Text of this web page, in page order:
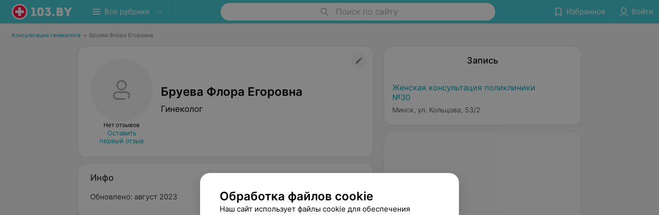
Все рубрики Поиск по сайту Избранное Войти
Консультации гинеколога • Бруева Флора Егоровна
Нет отзывов
Оставить
первый отзыв
Бруева Флора Егоровна
Гинеколог
Инфо
Обновлено: август 2023
Запись
Женская консультация поликлиники
№30
Минск, ул. Кольцова, 53/2
Обработка файлов cookie
Наш сайт использует файлы cookie для обеспечения